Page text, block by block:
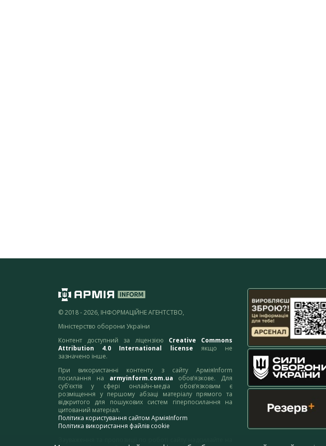
© 2018 - 2026, ІНФОРМАЦІЙНЕ АГЕНТСТВО,
Міністерство оборони України
Контент доступний за ліцензією Creative Commons
Attribution 4.0 International license якщо не
зазначено інше.
При використанні контенту з сайту АрміяInform
посилання на armyinform.com.ua обов’язкове. Для
суб’єктів у сфері онлайн-медіа обов’язковим є
розміщення у першому абзаці матеріалу прямого та
відкритого для пошукових систем гіперпосилання на
цитований матеріал.
Політика користування сайтом АрміяInform
Політика використання файлів cookie